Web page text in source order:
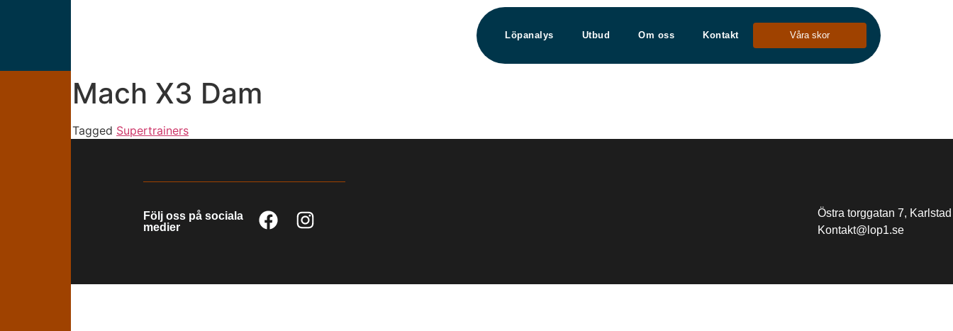
Löpanalys Utbud Om oss Kontakt Våra skor
Mach X3 Dam
Tagged Supertrainers
Följ oss på sociala
medier
Östra torggatan 7, Karlstad
Kontakt@lop1.se